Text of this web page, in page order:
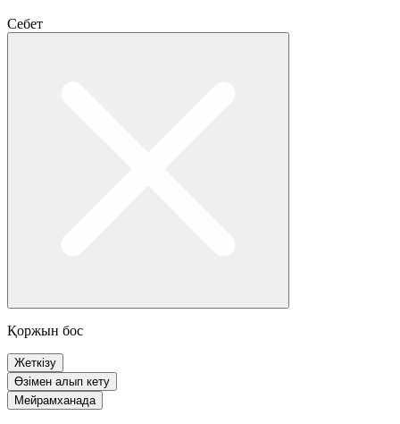
Себет
Қоржын бос
Жеткізу
Өзімен алып кету
Мейрамханада